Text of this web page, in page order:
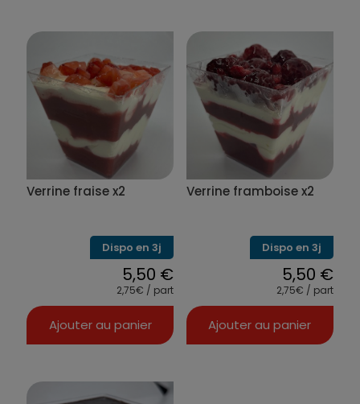
Verrine fraise x2
Dispo en 3j
5,50 €
2,75€ / part
Ajouter au panier
Verrine framboise x2
Dispo en 3j
5,50 €
2,75€ / part
Ajouter au panier